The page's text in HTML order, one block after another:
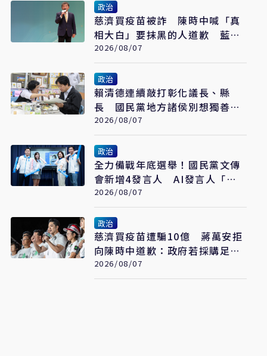
政治
慈濟買疫苗被詐 陳時中喊「真
相大白」要抹黑的人道歉 藍白
反擊了
2026/08/07
政治
賴清德連續敲打彰化議長、縣
長 國民黨地方諸侯別想獨善其
身
2026/08/07
政治
全力備戰年底選舉！國民黨文傳
會新增4發言人 AI發言人「鄭
小文」亮相
2026/08/07
政治
慈濟買疫苗遭騙10億 蔣萬安拒
向陳時中道歉：政府若採購足夠
疫苗不需民間出力
2026/08/07